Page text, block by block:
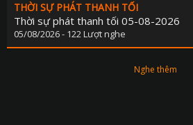
THỜI SỰ PHÁT THANH TỐI
Thời sự phát thanh tối 05-08-2026
05/08/2026 - 122 Lượt nghe
Nghe thêm